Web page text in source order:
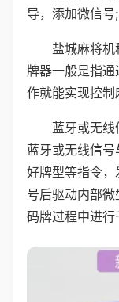
导，添加微信号
盐城麻将
牌器一般是指
作就能实现控制
蓝牙或无
蓝牙或无线信
好牌型等指令
号后驱动内部微
码牌过程中进行